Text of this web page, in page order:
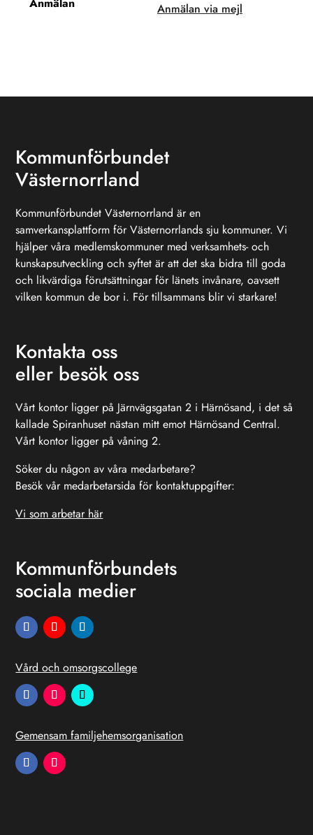
Anmälan via mejl
Kommunförbundet
Västernorrland
Kommunförbundet Västernorrland är en
samverkansplattform för Västernorrlands sju kommuner. Vi
hjälper våra medlemskommuner med verksamhets- och
kunskapsutveckling och syftet är att det ska bidra till goda
och likvärdiga förutsättningar för länets invånare, oavsett
vilken kommun de bor i. För tillsammans blir vi starkare!
Kontakta oss
eller besök oss
Vårt kontor ligger på Järnvägsgatan 2 i Härnösand, i det så
kallade Spiranhuset nästan mitt emot Härnösand Central.
Vårt kontor ligger på våning 2.
Söker du någon av våra medarbetare?
Besök vår medarbetarsida för kontaktuppgifter:
Vi som arbetar här
Kommunförbundets
sociala medier
Vård och omsorgscollege
Gemensam familjehemsorganisation